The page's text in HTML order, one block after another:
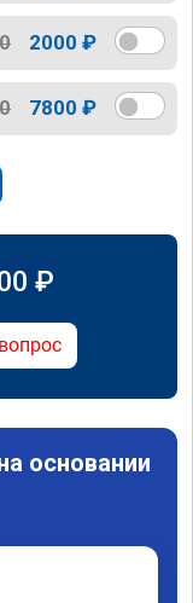
2000 ₽
7800 ₽
₽
основании